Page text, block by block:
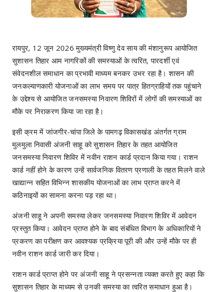
रायपुर, 12 जून 2026 मुख्यमंत्री विष्णु देव साय की मंशानुरूप आयोजित
सुशासन तिहार आम नागरिकों की समस्याओं के त्वरित, पारदर्शी एवं
संवेदनशील समाधान का प्रभावी माध्यम बनकर उभर रहा है। शासन की
जनकल्याणकारी योजनाओं का लाभ समय पर पात्र हितग्राहियों तक पहुंचाने
के उद्देश्य से आयोजित जनसमस्या निवारण शिविरों में लोगों की समस्याओं का
मौके पर निराकरण किया जा रहा है।
इसी क्रम में जांजगीर-चांपा जिले के पामगढ़ विकासखंड अंतर्गत ग्राम
मुलमुला निवासी अंजनी साहू को सुशासन तिहार के तहत आयोजित
जनसमस्या निवारण शिविर में नवीन राशन कार्ड प्रदान किया गया। राशन
कार्ड नहीं होने के कारण उन्हें सार्वजनिक वितरण प्रणाली के तहत मिलने वाले
खाद्यान्न सहित विभिन्न शासकीय योजनाओं का लाभ प्राप्त करने में
कठिनाइयों का सामना करना पड़ रहा था।
अंजनी साहू ने अपनी समस्या लेकर जनसमस्या निवारण शिविर में आवेदन
प्रस्तुत किया। आवेदन प्राप्त होने के बाद संबंधित विभाग के अधिकारियों ने
प्रकरण का परीक्षण कर आवश्यक प्रक्रिया पूरी की और उन्हें मौके पर ही
नवीन राशन कार्ड जारी कर दिया।
राशन कार्ड प्राप्त होने पर अंजनी साहू ने प्रसन्नता व्यक्त करते हुए कहा कि
सुशासन तिहार के माध्यम से उनकी समस्या का त्वरित समाधान हुआ है।